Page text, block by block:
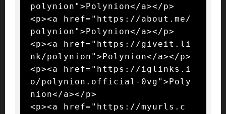
polynion">Polynion</a></p>
<p><a href="https://about.me/
polynion">Polynion</a></p>
<p><a href="https://giveit.li
nk/polynion">Polynion</a></p>
<p><a href="https://iglinks.i
o/polynion.official-0vg">Poly
nion</a></p>
<p><a href="https://myurls.c